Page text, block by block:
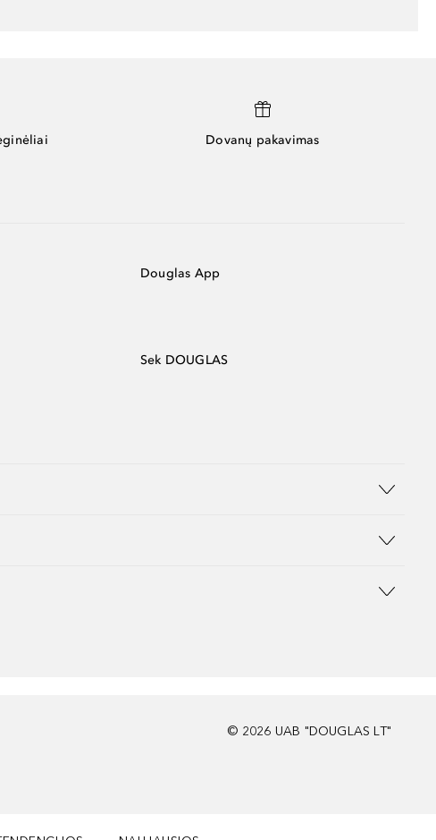
Dovanų pakavimas
Douglas App
Sek DOUGLAS
© 2026 UAB "DOUGLAS LT"